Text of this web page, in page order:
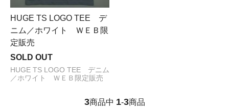
HUGE TS LOGO TEE デ
ニム／ホワイト ＷＥＢ限
定販売
SOLD OUT
HUGE TS LOGO TEE デニム
／ホワイト ＷＥＢ限定販売
3商品中 1-3商品